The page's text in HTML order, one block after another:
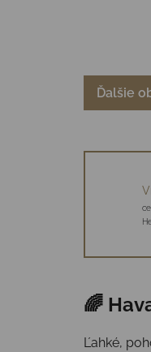
Ďalšie
🌈
Ľahké,